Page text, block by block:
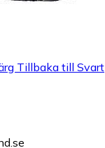
Tillbaka till Svart